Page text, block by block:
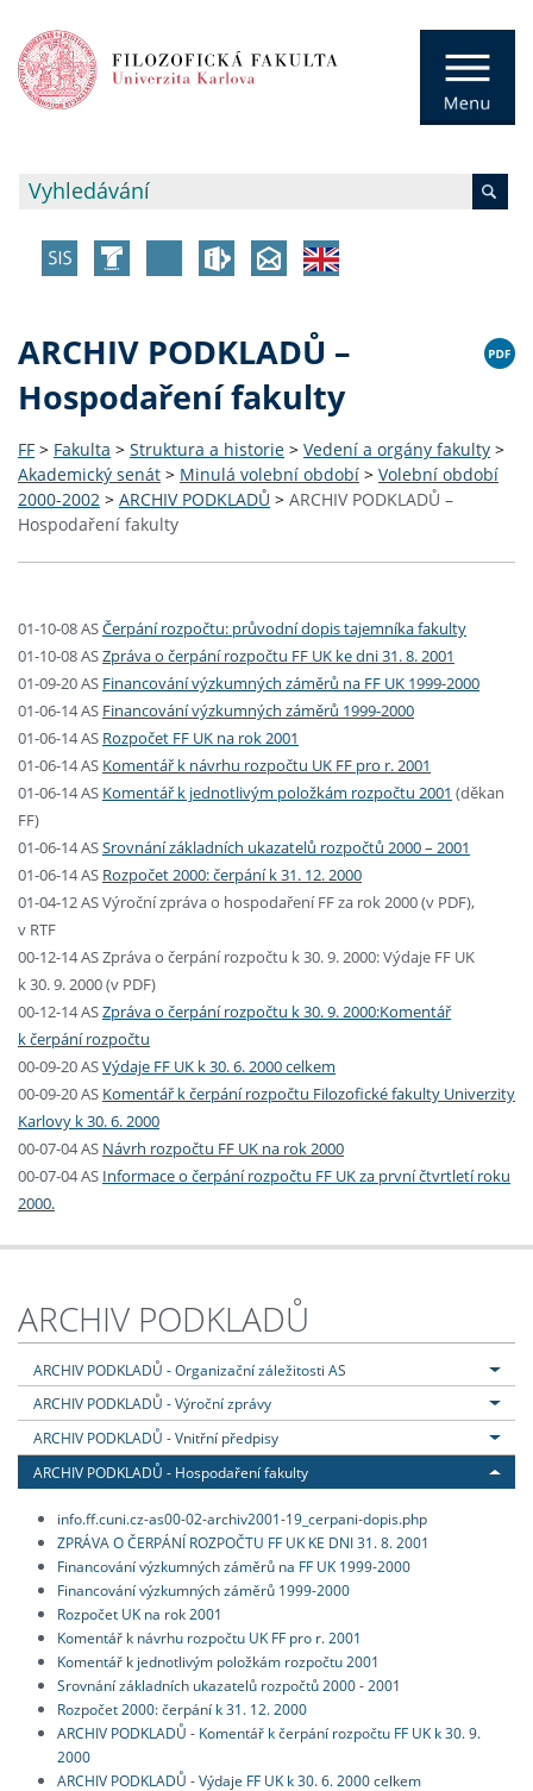
ARCHIV PODKLADŮ –
Hospodaření fakulty
FF > Fakulta > Struktura a historie > Vedení a orgány fakulty >
Akademický senát > Minulá volební období > Volební období
2000-2002 > ARCHIV PODKLADŮ > ARCHIV PODKLADŮ –
Hospodaření fakulty
01-10-08 ASČerpání rozpočtu: průvodní dopis tajemníka fakulty
01-10-08 ASZpráva o čerpání rozpočtu FF UK ke dni 31. 8. 2001
01-09-20 AS Financování výzkumných záměrů na FF UK 1999-2000
01-06-14 AS Financování výzkumných záměrů 1999-2000
01-06-14 AS Rozpočet FF UK na rok 2001
01-06-14 AS Komentář k návrhu rozpočtu UK FF pro r. 2001
01-06-14 AS Komentář k jednotlivým položkám rozpočtu 2001 (děkan
FF)
01-06-14 ASSrovnání základních ukazatelů rozpočtů 2000 – 2001
01-06-14 AS Rozpočet 2000: čerpání k 31. 12. 2000
01-04-12 AS Výroční zpráva o hospodaření FF za rok 2000 (v PDF),
v RTF
00-12-14 AS Zpráva o čerpání rozpočtu k 30. 9. 2000: Výdaje FF UK
k 30. 9. 2000 (v PDF)
00-12-14 ASZpráva o čerpání rozpočtu k 30. 9. 2000:Komentář
k čerpání rozpočtu
00-09-20 ASVýdaje FF UK k 30. 6. 2000 celkem
00-09-20 AS Komentář k čerpání rozpočtu Filozofické fakulty Univerzity
Karlovy k 30. 6. 2000
00-07-04 AS Návrh rozpočtu FF UK na rok 2000
00-07-04 AS Informace o čerpání rozpočtu FF UK za první čtvrtletí roku
2000.
ARCHIV PODKLADŮ
ARCHIV PODKLADŮ - Organizační záležitosti AS
ARCHIV PODKLADŮ - Výroční zprávy
ARCHIV PODKLADŮ - Vnitřní předpisy
ARCHIV PODKLADŮ - Hospodaření fakulty
info.ff.cuni.cz-as00-02-archiv2001-19_cerpani-dopis.php
ZPRÁVA O ČERPÁNÍ ROZPOČTU FF UK KE DNI 31. 8. 2001
Financování výzkumných záměrů na FF UK 1999-2000
Financování výzkumných záměrů 1999-2000
Rozpočet UK na rok 2001
Komentář k návrhu rozpočtu UK FF pro r. 2001
Komentář k jednotlivým položkám rozpočtu 2001
Srovnání základních ukazatelů rozpočtů 2000 - 2001
Rozpočet 2000: čerpání k 31. 12. 2000
ARCHIV PODKLADŮ - Komentář k čerpání rozpočtu FF UK k 30. 9.
2000
ARCHIV PODKLADŮ - Výdaje FF UK k 30. 6. 2000 celkem